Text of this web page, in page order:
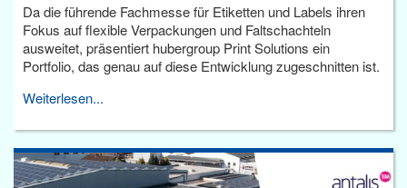
Da die führende Fachmesse für Etiketten und Labels ihren
Fokus auf flexible Verpackungen und Faltschachteln
ausweitet, präsentiert hubergroup Print Solutions ein
Portfolio, das genau auf diese Entwicklung zugeschnitten ist.
Weiterlesen...